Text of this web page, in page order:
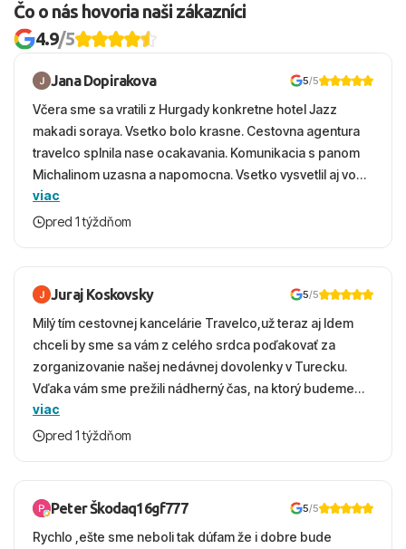
Čo o nás hovoria naši zákazníci
4.9/5
Jana Dopirakova 5/5
Včera sme sa vratili z Hurgady konkretne hotel Jazz
makadi soraya. Vsetko bolo krasne. Cestovna agentura
travelco splnila nase ocakavania. Komunikacia s panom
Michalinom uzasna a napomocna. Vsetko vysvetlil aj vo
vecernych hodinach zaco sa ospravedlnujem. Hotel
krasny, cisty. Sluzby top. Strava, prostredie, more,
viac
pred 1 týždňom
Juraj Koskovsky 5/5
Milý tím cestovnej kancelárie Travelco,už teraz aj Idem
chceli by sme sa vám z celého srdca poďakovať za
zorganizovanie našej nedávnej dovolenky v Turecku.
Vďaka vám sme prežili nádherný čas, na ktorý budeme
ešte dlho s úsmevom spomínať. ​Všetko prebehlo
absolútne hladko – od prvotného výberu zájazdu, cez
bola to trefa do čierneho! ​Čo nás dostalo najviac: ​Skvelé
služby a personál: Vždy usmievaví, ochotní a starostliví
ľudia. ​Gastro zážitok: Výborné, pestré a čerstvé jedlo
viac
pred 1 týždňom
Peter Škodaq16gf777 5/5
Rychlo ,ešte sme neboli tak dúfam že i dobre bude